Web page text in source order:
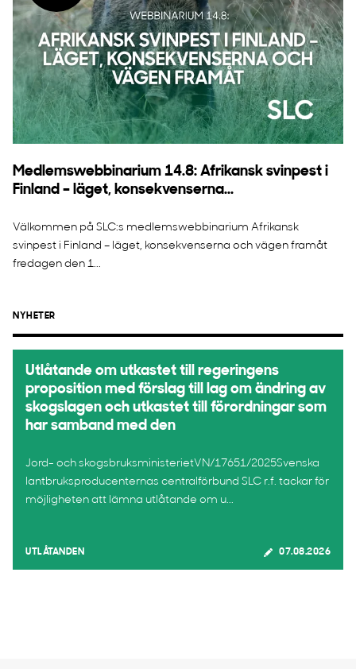
Medlemswebbinarium 14.8: Afrikansk svinpest i
Finland – läget, konsekvenserna...
Välkommen på SLC:s medlemswebbinarium Afrikansk
svinpest i Finland – läget, konsekvenserna och vägen framåt
fredagen den 1...
NYHETER
Utlåtande om utkastet till regeringens
proposition med förslag till lag om ändring av
skogslagen och utkastet till förordningar som
har samband med den
Jord- och skogsbruksministerietVN/17651/2025Svenska
lantbruksproducenternas centralförbund SLC r.f. tackar för
möjligheten att lämna utlåtande om u...
UTLÅTANDEN 07.08.2026